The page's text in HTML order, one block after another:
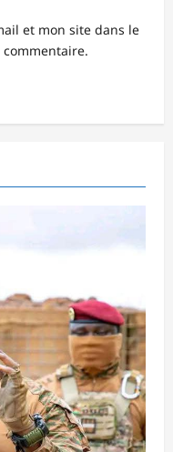
et mon site dans le